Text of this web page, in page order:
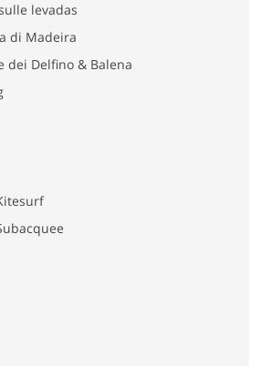
levadas
di Madeira
dei Delfino & Balena